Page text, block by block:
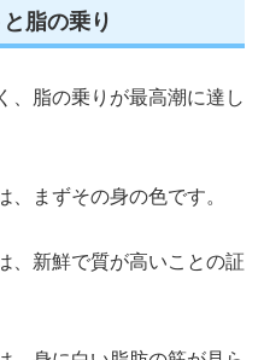
脂の乗り
、脂の乗りが最高潮に達し
まずその身の色です。
、新鮮で質が高いことの証